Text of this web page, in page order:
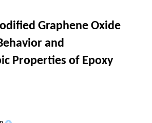
Graphene Oxide
and
Properties of Epoxy